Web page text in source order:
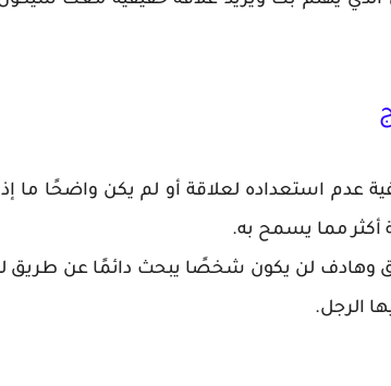
عدم استعداده لعلاقة أو لم يكن واضحًا ما
أكثر مما يسمح به.
وهادف لن يكون شخصًا يبحث دائمًا عن طريق
الرجل.